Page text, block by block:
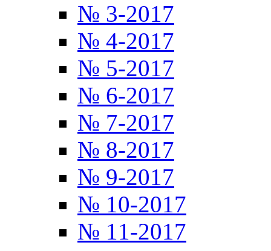
№ 3-2017
№ 4-2017
№ 5-2017
№ 6-2017
№ 7-2017
№ 8-2017
№ 9-2017
№ 10-2017
№ 11-2017